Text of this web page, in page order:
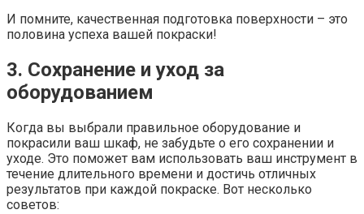
И помните, качественная подготовка поверхности – это
половина успеха вашей покраски!
3. Сохранение и уход за
оборудованием
Когда вы выбрали правильное оборудование и
покрасили ваш шкаф, не забудьте о его сохранении и
уходе. Это поможет вам использовать ваш инструмент в
течение длительного времени и достичь отличных
результатов при каждой покраске. Вот несколько
советов: